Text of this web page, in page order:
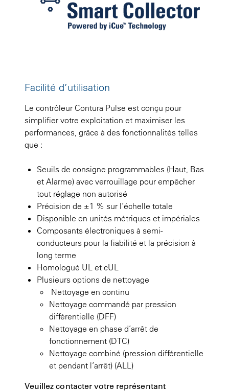
Facilité d’utilisation
Le contrôleur Contura Pulse est conçu pour
simplifier votre exploitation et maximiser les
performances, grâce à des fonctionnalités telles
que :
Seuils de consigne programmables (Haut, Bas
et Alarme) avec verrouillage pour empêcher
tout réglage non autorisé
Précision de ±1 % sur l’échelle totale
Disponible en unités métriques et impériales
Composants électroniques à semi-
conducteurs pour la fiabilité et la précision à
long terme
Homologué UL et cUL
Plusieurs options de nettoyage
Nettoyage en continu
Nettoyage commandé par pression
différentielle (DFF)
Nettoyage en phase d’arrêt de
fonctionnement (DTC)
Nettoyage combiné (pression différentielle
et pendant l’arrêt) (ALL)
Veuillez contacter votre représentant